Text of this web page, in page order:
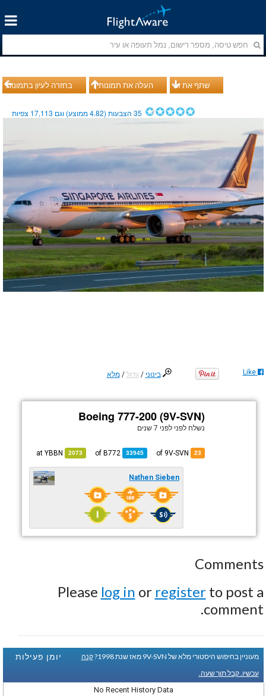
בחזרה לעיון בתמונות העלה את תמונותיך שתף את זה
35הצבעות (4.82ממוצע) וגם 17,113 צפיות
בינוני / גדול /מלא Like
Boeing 777-200 (9V-SVN)
נשלח לפני לפני 7 שנים
23
33945
B772
2073
YBBN
Nathen Sieben
Comments
Please log in or registerto post a
comment.
יומן פעילות מעוניין בחיפוש היסטורי מלא של 9V-SVN מאז שנת 1998?
קנה
עכשיו. קבל תוך שעה.
No Recent History Data